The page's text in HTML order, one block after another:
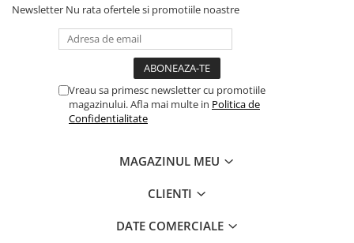
Newsletter Nu rata ofertele si promotiile noastre
Vreau sa primesc newsletter cu promotiile
magazinului. Afla mai multe in Politica de
Confidentialitate
MAGAZINUL MEU
CLIENTI
DATE COMERCIALE